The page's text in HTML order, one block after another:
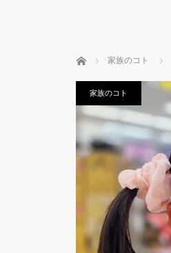
ホーム 家族のコト
家族のコト